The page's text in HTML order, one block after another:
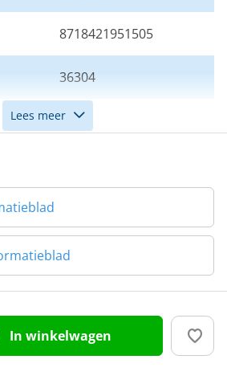
8718421951505
36304
Grijs
Lees meer
In winkelwagen